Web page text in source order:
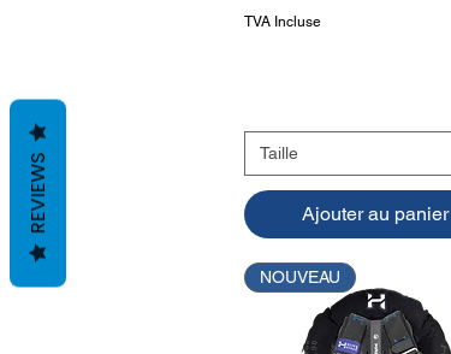
TVA Incluse
Taille
Ajouter au panier
NOUVEAU
REVIEWS